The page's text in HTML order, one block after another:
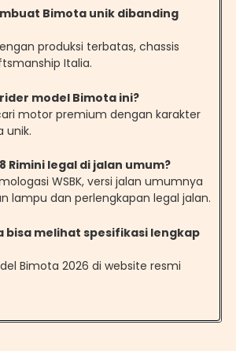
Bimota unik dibanding
produksi terbatas, chassis
Italia.
model Bimota ini?
motor premium dengan karakter
unik.
Rimini legal di jalan umum?
WSBK, versi jalan umumnya
lampu dan perlengkapan legal jalan.
bisa melihat spesifikasi lengkap
Bimota 2026 di website resmi